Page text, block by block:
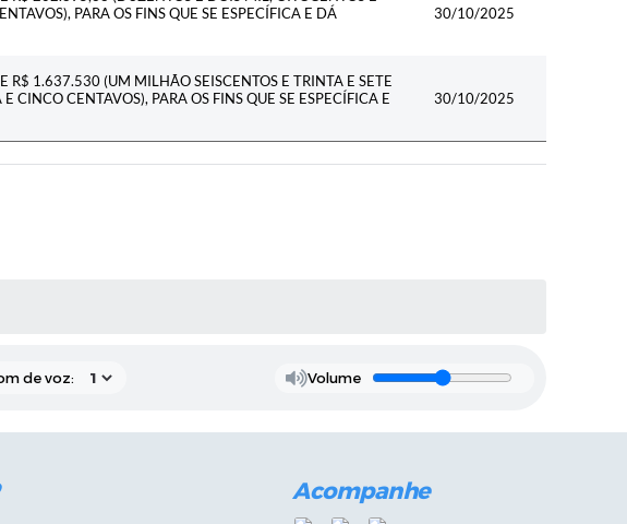
PARA OS FINS QUE SE ESPECÍFICA E DÁ
30/10/2025
R$ 1.637.530 (UM MILHÃO SEISCENTOS E TRINTA E SETE
CINCO CENTAVOS), PARA OS FINS QUE SE ESPECÍFICA E
30/10/2025
de voz: Volume
Acompanhe